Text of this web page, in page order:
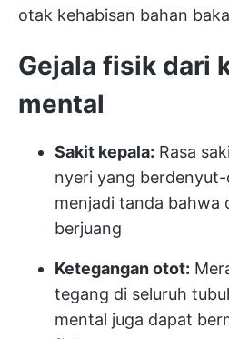
otak kehabisan bahan
Gejala fisik dari
mental
Sakit kepala: Rasa
nyeri yang
menjadi tanda bahwa
berjuang
Ketegangan otot:
tegang di seluruh
mental juga dapat